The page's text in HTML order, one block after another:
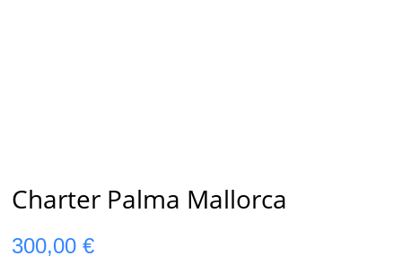
Charter Palma Mallorca
300,00€